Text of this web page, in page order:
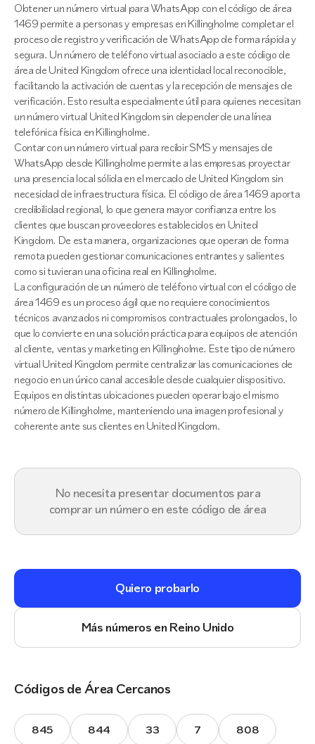
Obtener un número virtual para WhatsApp con el código de área
1469 permite a personas y empresas en Killingholme completar el
proceso de registro y verificación de WhatsApp de forma rápida y
segura. Un número de teléfono virtual asociado a este código de
área de United Kingdom ofrece una identidad local reconocible,
facilitando la activación de cuentas y la recepción de mensajes de
verificación. Esto resulta especialmente útil para quienes necesitan
un número virtual United Kingdom sin depender de una línea
telefónica física en Killingholme.
Contar con un número virtual para recibir SMS y mensajes de
WhatsApp desde Killingholme permite a las empresas proyectar
una presencia local sólida en el mercado de United Kingdom sin
necesidad de infraestructura física. El código de área 1469 aporta
credibilidad regional, lo que genera mayor confianza entre los
clientes que buscan proveedores establecidos en United
Kingdom. De esta manera, organizaciones que operan de forma
remota pueden gestionar comunicaciones entrantes y salientes
como si tuvieran una oficina real en Killingholme.
La configuración de un número de teléfono virtual con el código de
área 1469 es un proceso ágil que no requiere conocimientos
técnicos avanzados ni compromisos contractuales prolongados, lo
que lo convierte en una solución práctica para equipos de atención
al cliente, ventas y marketing en Killingholme. Este tipo de número
virtual United Kingdom permite centralizar las comunicaciones de
negocio en un único canal accesible desde cualquier dispositivo.
Equipos en distintas ubicaciones pueden operar bajo el mismo
número de Killingholme, manteniendo una imagen profesional y
coherente ante sus clientes en United Kingdom.
No necesita presentar documentos para
comprar un número en este código de área
Quiero probarlo
Más números en Reino Unido
Códigos de Área Cercanos
845 844 33 7 808